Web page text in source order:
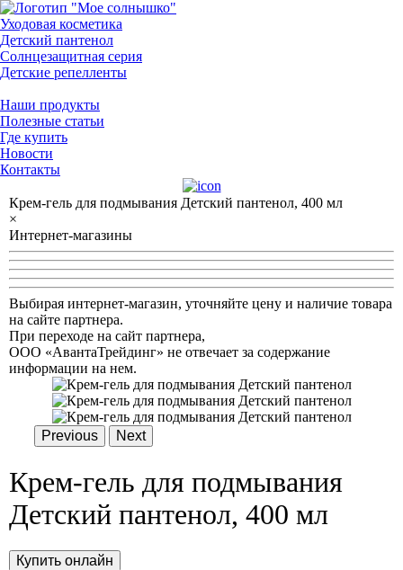
Уходовая косметика
Детский пантенол
Солнцезащитная серия
Детские репелленты
Наши продукты
Полезные статьи
Где купить
Новости
Контакты
Крем-гель для подмывания Детский пантенол, 400 мл
×
Интернет-магазины
Выбирая интернет-магазин, уточняйте цену и наличие товара
на сайте партнера.
При переходе на сайт партнера,
ООО «АвантаТрейдинг» не отвечает за содержание
информации на нем.
Previous Next
Крем-гель для подмывания
Детский пантенол, 400 мл
Купить онлайн